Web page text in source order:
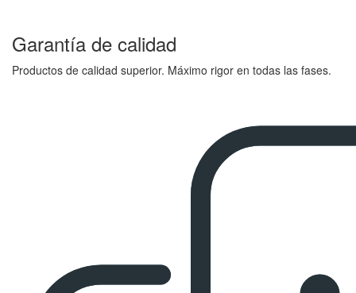
Garantía de calidad
Productos de calidad superior. Máximo rigor en todas las fases.